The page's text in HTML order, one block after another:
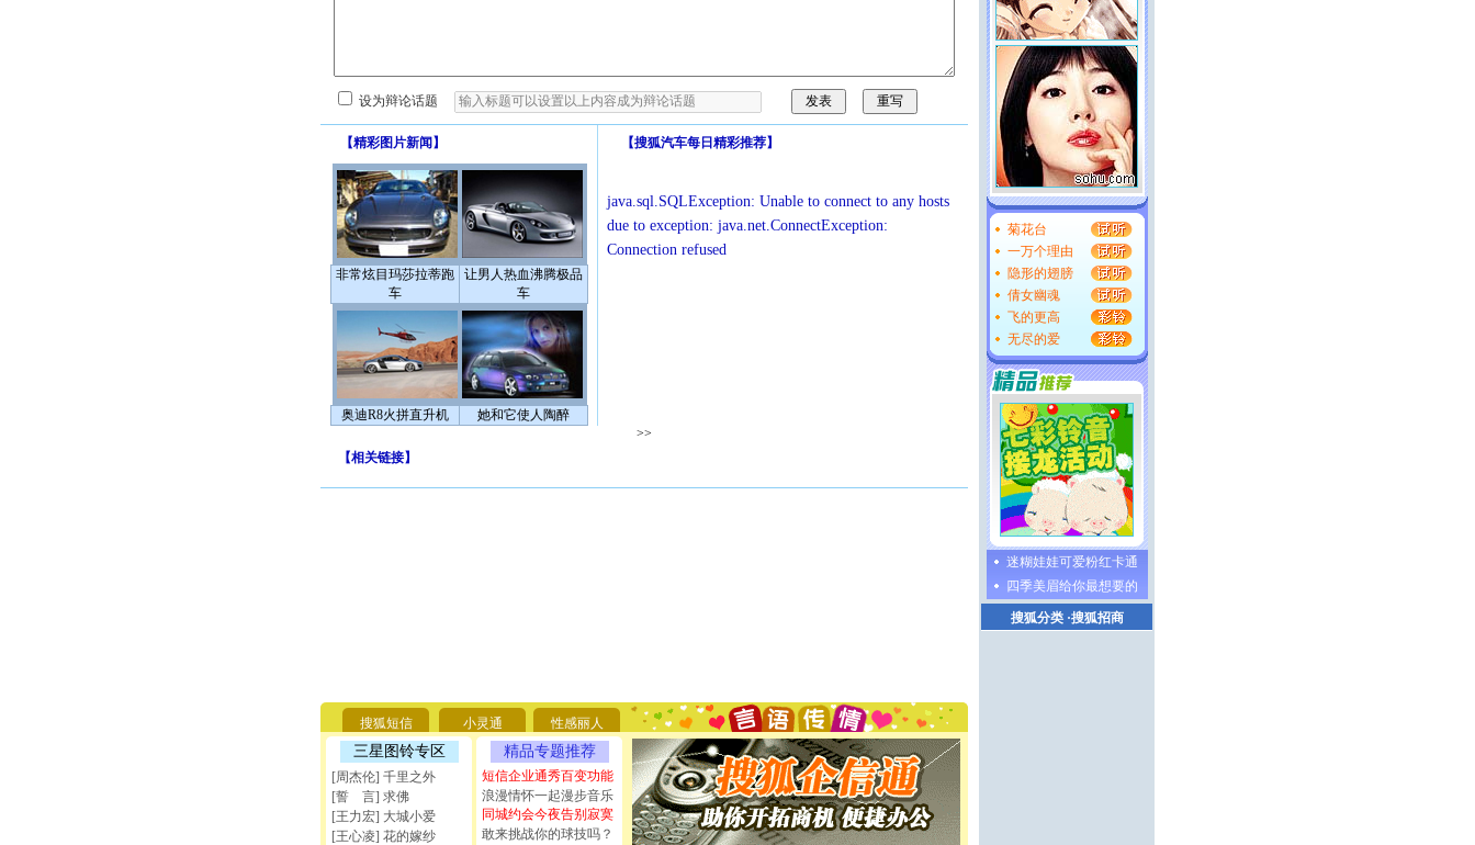
设为辩论话题
【精彩图片新闻 】
非常炫目玛莎拉蒂跑
车
让男人热血沸腾极品
车
奥迪R8火拼直升机 她和它使人陶醉
【搜狐汽车每日精彩推荐】
java.sql.SQLException: Unable to connect to any hosts
due to exception: java.net.ConnectException:
Connection refused
>>
【相关链接】
搜狐短信 小灵通 性感丽人
三星图铃专区
[周杰伦] 千里之外
[誓 言] 求佛
[王力宏] 大城小爱
[王心凌] 花的嫁纱
精品专题推荐
短信企业通秀百变功能
浪漫情怀一起漫步音乐
同城约会今夜告别寂寞
敢来挑战你的球技吗？
要平安！千万要知足！千万不要忘记我！
[圣诞节]不只这样的日子才会想起你,而是这样的日子才
能正大光明地骚扰你,告诉你,圣诞要快乐!新年要快乐!天
天都要快乐噢!
[圣诞节]奉上一颗祝福的心,在这个特别的日子里,愿幸福,
如意,快乐,鲜花,一切美好的祝愿与你同在.圣诞快乐!
[元旦]看到你我会触电；看不到你我要充电；没有你我会
断电。爱你是我职业，想你是我事业，抱你是我特长，吻
菊花台
一万个理由
隐形的翅膀
倩女幽魂
飞的更高
无尽的爱
迷糊娃娃可爱粉红卡通
四季美眉给你最想要的
搜狐分类·搜狐招商